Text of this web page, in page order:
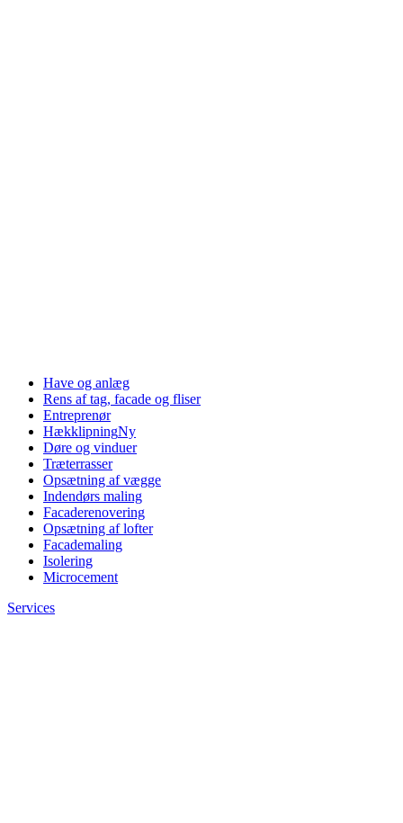
Have og anlæg
Rens af tag, facade og fliser
Entreprenør
HækklipningNy
Døre og vinduer
Træterrasser
Opsætning af vægge
Indendørs maling
Facaderenovering
Opsætning af lofter
Facademaling
Isolering
Microcement
Services